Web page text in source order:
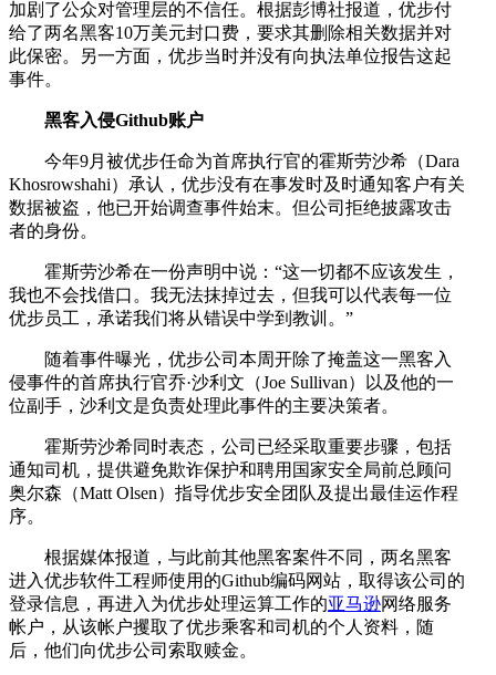
加剧了公众对管理层的不信任。根据彭博社报道，优步付
给了两名黑客10万美元封口费，要求其删除相关数据并对
此保密。另一方面，优步当时并没有向执法单位报告这起
事件。
黑客入侵Github账户
今年9月被优步任命为首席执行官的霍斯劳沙希（Dara
Khosrowshahi）承认，优步没有在事发时及时通知客户有关
数据被盗，他已开始调查事件始末。但公司拒绝披露攻击
者的身份。
霍斯劳沙希在一份声明中说：“这一切都不应该发生，
我也不会找借口。我无法抹掉过去，但我可以代表每一位
优步员工，承诺我们将从错误中学到教训。”
随着事件曝光，优步公司本周开除了掩盖这一黑客入
侵事件的首席执行官乔·沙利文（Joe Sullivan）以及他的一
位副手，沙利文是负责处理此事件的主要决策者。
霍斯劳沙希同时表态，公司已经采取重要步骤，包括
通知司机，提供避免欺诈保护和聘用国家安全局前总顾问
奥尔森（Matt Olsen）指导优步安全团队及提出最佳运作程
序。
根据媒体报道，与此前其他黑客案件不同，两名黑客
进入优步软件工程师使用的Github编码网站，取得该公司的
登录信息，再进入为优步处理运算工作的亚马逊网络服务
帐户，从该帐户攫取了优步乘客和司机的个人资料，随
后，他们向优步公司索取赎金。